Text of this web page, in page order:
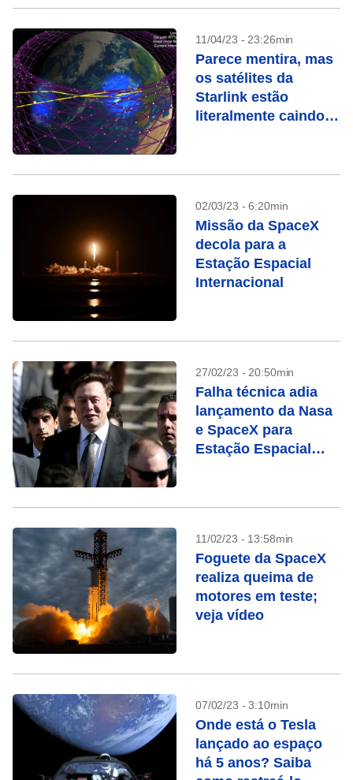
11/04/23 - 23:26min
Parece mentira, mas
os satélites da
Starlink estão
literalmente caindo
02/03/23 - 6:20min
Missão da SpaceX
decola para a
Estação Espacial
Internacional
27/02/23 - 20:50min
Falha técnica adia
lançamento da Nasa
e SpaceX para
Estação Espacial
11/02/23 - 13:58min
Foguete da SpaceX
realiza queima de
motores em teste;
veja vídeo
07/02/23 - 3:10min
Onde está o Tesla
lançado ao espaço
há 5 anos? Saiba